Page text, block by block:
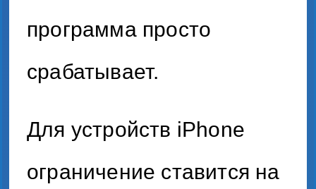
программа просто
срабатывает.
Для устройств iPhone
ограничение ставится на